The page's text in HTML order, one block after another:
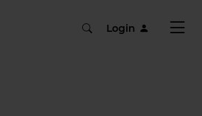
Login